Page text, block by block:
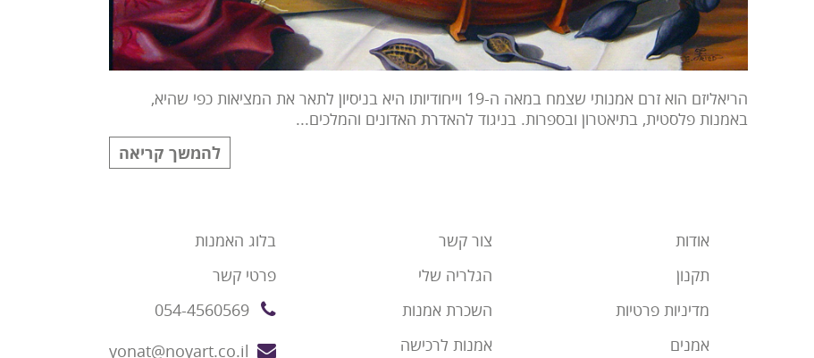
הריאליזם הוא זרם אמנותי שצמח במאה ה-19 וייחודיותו היא בניסיון לתאר את המציאות כפי שהיא,
באמנות פלסטית, בתיאטרון ובספרות. בניגוד להאדרת האדונים והמלכים...
להמשך קריאה
אודות
תקנון
מדיניות פרטיות
אמנים
צור קשר
הגלריה שלי
השכרת אמנות
אמנות לרכישה
בלוג האמנות
פרטי קשר
054-4560569
yonat@noyart.co.il